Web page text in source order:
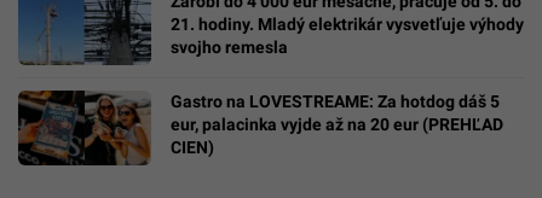
21. hodiny. Mladý elektrikár vysvetľuje výhody
svojho remesla
Gastro na LOVESTREAME: Za hotdog dáš 5
eur, palacinka vyjde až na 20 eur (PREHĽAD
CIEN)